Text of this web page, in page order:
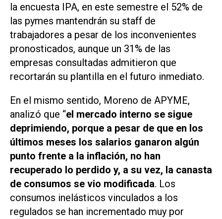
la encuesta IPA, en este semestre el 52% de
las pymes mantendrán su staff de
trabajadores a pesar de los inconvenientes
pronosticados, aunque un 31% de las
empresas consultadas admitieron que
recortarán su plantilla en el futuro inmediato.
En el mismo sentido, Moreno de APYME,
analizó que “el mercado interno se sigue
deprimiendo, porque a pesar de que en los
últimos meses los salarios ganaron algún
punto frente a la inflación, no han
recuperado lo perdido y, a su vez, la canasta
de consumos se vio modificada. Los
consumos inelásticos vinculados a los
regulados se han incrementado muy por